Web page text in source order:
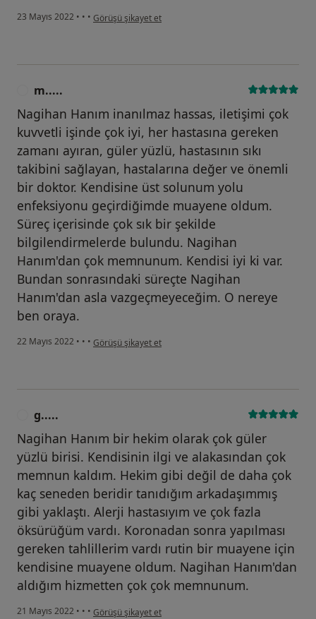
23 Mayıs 2022 • • • kullanıcının görüşüne göre k.....
Görüşü şikayet et
m.....
Nagihan Hanım inanılmaz hassas, iletişimi çok
kuvvetli işinde çok iyi, her hastasına gereken
zamanı ayıran, güler yüzlü, hastasının sıkı
takibini sağlayan, hastalarına değer ve önemli
bir doktor. Kendisine üst solunum yolu
enfeksiyonu geçirdiğimde muayene oldum.
Süreç içerisinde çok sık bir şekilde
bilgilendirmelerde bulundu. Nagihan
Hanım'dan çok memnunum. Kendisi iyi ki var.
Bundan sonrasındaki süreçte Nagihan
Hanım'dan asla vazgeçmeyeceğim. O nereye
ben oraya.
22 Mayıs 2022 • • • kullanıcının görüşüne göre m.....
Görüşü şikayet et
g.....
Nagihan Hanım bir hekim olarak çok güler
yüzlü birisi. Kendisinin ilgi ve alakasından çok
memnun kaldım. Hekim gibi değil de daha çok
kaç seneden beridir tanıdığım arkadaşımmış
gibi yaklaştı. Alerji hastasıyım ve çok fazla
öksürüğüm vardı. Koronadan sonra yapılması
gereken tahlillerim vardı rutin bir muayene için
kendisine muayene oldum. Nagihan Hanım'dan
aldığım hizmetten çok çok memnunum.
21 Mayıs 2022 • • • kullanıcının görüşüne göre g.....
Görüşü şikayet et